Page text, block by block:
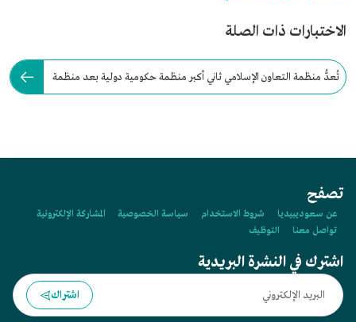
الاختبارات ذات الصلة
تُعدُّ منظمة التعاون الإسلامي ثاني أكبر منظمة حكومية دولية بعد منظمة
تصفح
عن سعوديبيديا شروط الاستخدام سياسة الخصوصية
المشاركة الإلكترونية
تواصل معنا
التوظيف
اشترك في النشرة البريدية
اشتراك